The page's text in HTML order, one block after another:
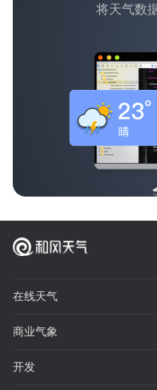
将天气数
在线天气
商业气象
开发